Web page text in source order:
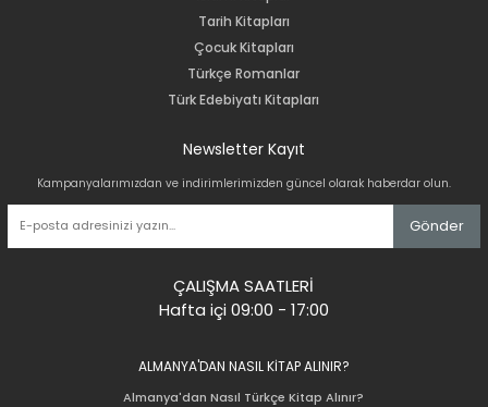
Tarih Kitapları
Çocuk Kitapları
Türkçe Romanlar
Türk Edebiyatı Kitapları
Newsletter Kayıt
Kampanyalarımızdan ve indirimlerimizden güncel olarak haberdar olun.
Gönder
ÇALIŞMA SAATLERİ
Hafta içi 09:00 - 17:00
ALMANYA'DAN NASIL KİTAP ALINIR?
Almanya'dan Nasıl Türkçe Kitap Alınır?